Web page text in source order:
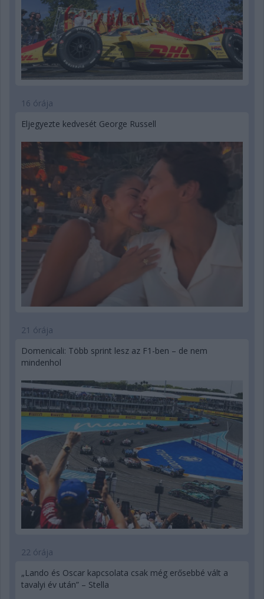
16 órája
Eljegyezte kedvesét George Russell
21 órája
Domenicali: Több sprint lesz az F1-ben – de nem
mindenhol
22 órája
„Lando és Oscar kapcsolata csak még erősebbé vált a
tavalyi év után” – Stella